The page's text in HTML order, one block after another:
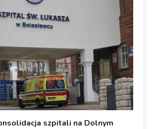
szpitali na Dolnym